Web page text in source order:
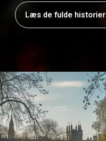
Læs de fulde historier